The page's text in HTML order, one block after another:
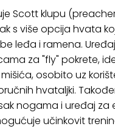
Scott klupu
s više opcija hvata
leđa i ramena.
za "fly" pokrete,
osobito uz
hvataljki.
nogama i uređaj za
učinkovit